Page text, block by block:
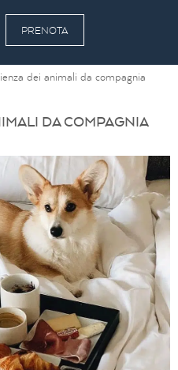
dei animali da compagnia
DA COMPAGNIA